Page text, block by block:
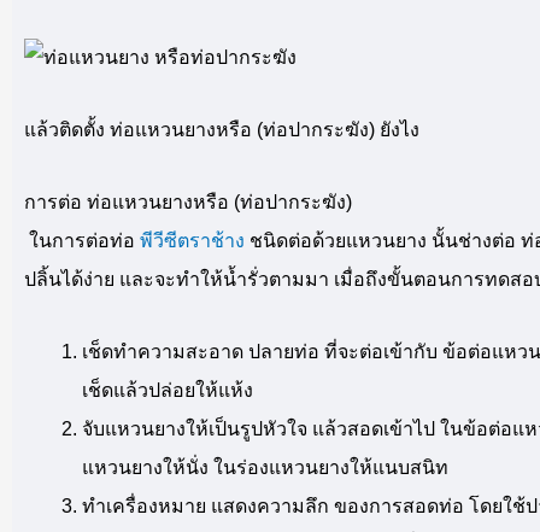
แล้วติดตั้ง ท่อแหวนยางหรือ (ท่อปากระฆัง) ยังไง
การต่อ ท่อแหวนยางหรือ (ท่อปากระฆัง)
ในการต่อท่อ พีวีซีตราช้าง ชนิดต่อด้วยแหวนยาง นั้นช่างต่อ
ปลิ้นได้ง่าย และจะทำให้น้ำรั่วตามมา เมื่อถึงขั้นตอนการทดส
เช็ดทำความสะอาด ปลายท่อ ที่จะต่อเข้ากับ ข้อต่อแหว
เช็ดแล้วปล่อยให้แห้ง
จับแหวนยางให้เป็นรูปหัวใจ แล้วสอดเข้าไป ในข้อต่อ
แหวนยางให้นั่ง ในร่องแหวนยางให้แนบสนิท
ทำเครื่องหมาย แสดงความลึก ของการสอดท่อ โดยใช้